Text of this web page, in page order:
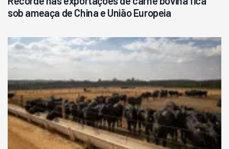
sob ameaça de China e União Europeia